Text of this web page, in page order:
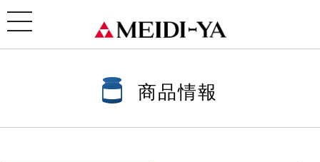
toggle
navigation
国産鶏もも炙り焼
商品情報